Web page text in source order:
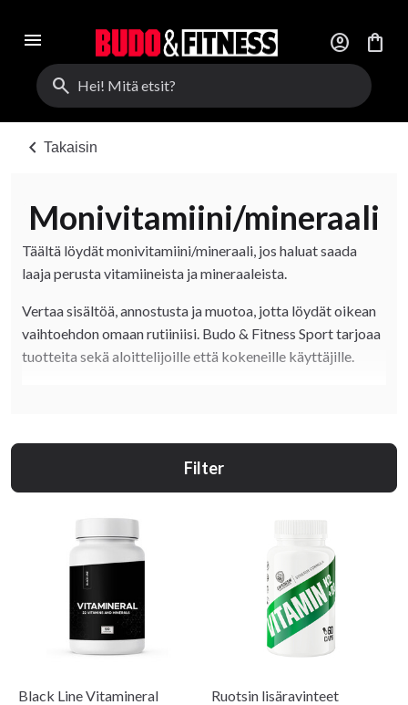
menu account_circle
shopping_bag
search
chevron_left Takaisin
Monivitamiini/mineraali
Täältä löydät monivitamiini/mineraali, jos haluat saada
laaja perusta vitamiineista ja mineraaleista.
Vertaa sisältöä, annostusta ja muotoa, jotta löydät oikean
vaihtoehdon omaan rutiiniisi. Budo & Fitness Sport tarjoaa
tuotteita sekä aloittelijoille että kokeneille käyttäjille.
Filter
Black Line Vitamineral
Ruotsin lisäravinteet